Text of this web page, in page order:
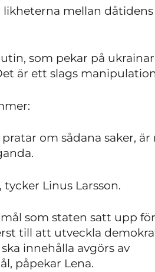
likheterna mellan
som pekar på
är ett slags
om sådana saker, är
Linus Larsson.
som staten satt upp
till att utveckla
innehålla avgörs av
påpekar Lena.